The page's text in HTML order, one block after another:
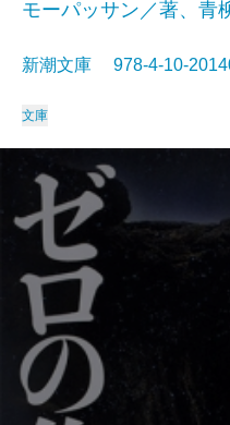
モーパッサン／著、青
新潮文庫 978-4-10-
文庫